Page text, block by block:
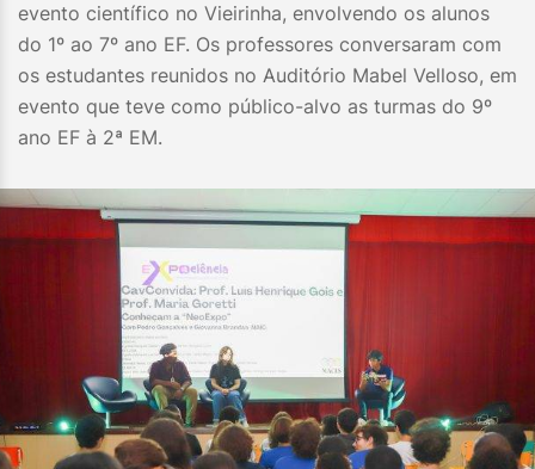
evento científico no Vieirinha, envolvendo os alunos
do 1º ao 7º ano EF. Os professores conversaram com
os estudantes reunidos no Auditório Mabel Velloso, em
evento que teve como público-alvo as turmas do 9º
ano EF à 2ª EM.